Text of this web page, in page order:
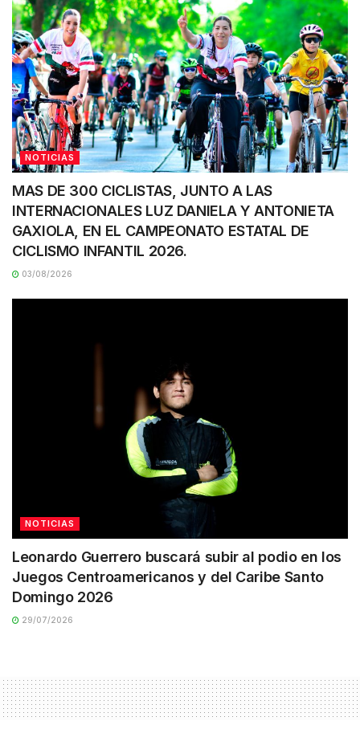
NOTICIAS
MAS DE 300 CICLISTAS, JUNTO A LAS
INTERNACIONALES LUZ DANIELA Y ANTONIETA
GAXIOLA, EN EL CAMPEONATO ESTATAL DE
CICLISMO INFANTIL 2026.
03/08/2026
NOTICIAS
Leonardo Guerrero buscará subir al podio en los
Juegos Centroamericanos y del Caribe Santo
Domingo 2026
29/07/2026